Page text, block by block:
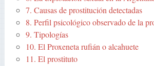
7. Causas de prostitución detectadas
8. Perfil psicológico observado de la
9. Tipologías
10. El Proxeneta rufián o alcahuete
11. El prostituto